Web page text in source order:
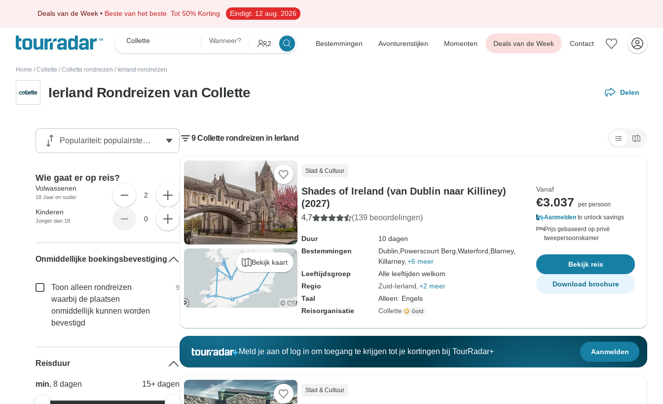
Deals van de Week • Beste van het beste Tot 50% Korting Eindigt: 12 aug. 2026
Collette Wanneer? 2 Bestemmingen Avonturenstijlen Momenten Deals van de Week Contact
Home / Collette / Collette rondreizen / Ierland-rondreizen
Ierland Rondreizen van Collette Delen
9 Collette rondreizen in Ierland
Bekijk kaart
Stad & Cultuur
Shades of Ireland (van Dublin naar Killiney)
(2027)
4,7 (139 beoordelingen)
Duur
10 dagen
Bestemmingen
Dublin, Powerscourt Berg, Waterford, Blarney,
Killarney, +6 meer
Leeftijdsgroep
Alle leeftijden welkom
Regio
Zuid-Ierland +2 meer
Taal
Alleen: Engels
Reisorganisatie
Collette
Vanaf
€3.037
per persoon
Aanmelden to unlock savings
Prijs gebaseerd op privé
tweepersoonskamer
Bekijk reis
Download brochure
Meld je aan of log in om toegang te krijgen tot je kortingen bij TourRadar+ Aanmelden
Stad & Cultuur
Wie gaat er op reis?
Volwassenen
18 Jaar en ouder 2
Kinderen
Jonger dan 18 0
Onmiddellijke boekingsbevestiging
Toon alleen rondreizen
waarbij de plaatsen
onmiddellijk kunnen worden
bevestigd
9
Reisduur
min.8dagen 15+ dagen